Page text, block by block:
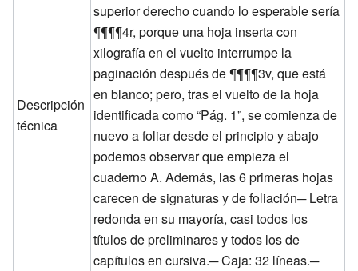
Descripción
técnica
superior derecho cuando lo esperable sería
¶¶¶¶4r, porque una hoja inserta con
xilografía en el vuelto interrumpe la
paginación después de ¶¶¶¶3v, que está
en blanco; pero, tras el vuelto de la hoja
identificada como “Pág. 1”, se comienza de
nuevo a foliar desde el principio y abajo
podemos observar que empieza el
cuaderno A. Además, las 6 primeras hojas
carecen de signaturas y de foliación─ Letra
redonda en su mayoría, casi todos los
títulos de preliminares y todos los de
capítulos en cursiva.─ Caja: 32 líneas.─